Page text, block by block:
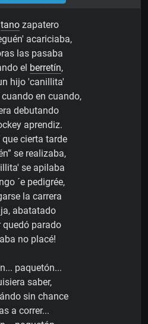
tanozapatero
acariciaba,
las pasaba
el berretín,
hijo 'canillita'
en cuando,
debutando
aprendiz.
cierta tarde
se realizaba,
se apilaba
´e pedigrée,
la carrera
abatatado
quedó parado
no placé!
paquetón...
saber,
sin chance
a correr...